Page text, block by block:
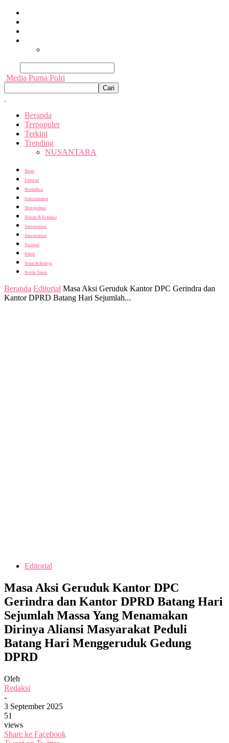
Media Purna Polri
Beranda
Terpopuler
Terkini
Trending
NUSANTARA
Bisnis
Editorial
Pendidikan
Entertainment
Metropolitan
Hukum & Kriminal
Internasional
Internasional
Nasional
Politik
Sosial & Budaya
Profile Tokoh
Beranda Editorial Masa Aksi Geruduk Kantor DPC Gerindra dan
Kantor DPRD Batang Hari Sejumlah...
Editorial
Masa Aksi Geruduk Kantor DPC
Gerindra dan Kantor DPRD Batang Hari
Sejumlah Massa Yang Menamakan
Dirinya Aliansi Masyarakat Peduli
Batang Hari Menggeruduk Gedung
DPRD
Oleh
Redaksi
-
3 September 2025
51
views
Share ke Facebook